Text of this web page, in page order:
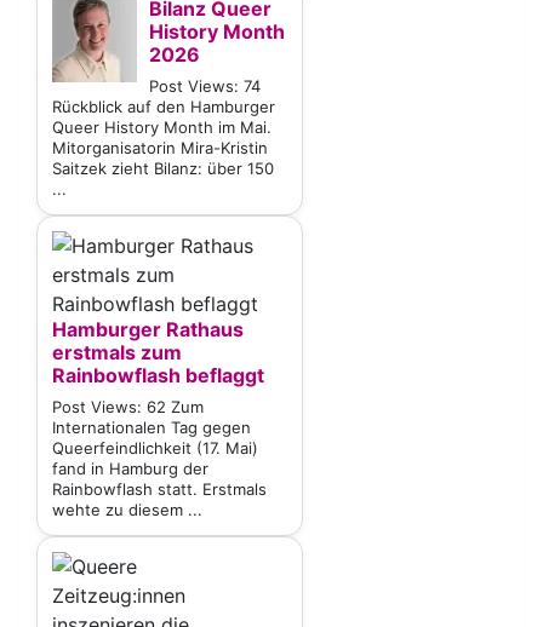
Bilanz Queer
History Month
2026
Post Views: 74
Rückblick auf den Hamburger
Queer History Month im Mai.
Mitorganisatorin Mira-Kristin
Saitzek zieht Bilanz: über 150
...
Hamburger Rathaus
erstmals zum
Rainbowflash beflaggt
Post Views: 62 Zum
Internationalen Tag gegen
Queerfeindlichkeit (17. Mai)
fand in Hamburg der
Rainbowflash statt. Erstmals
wehte zu diesem ...